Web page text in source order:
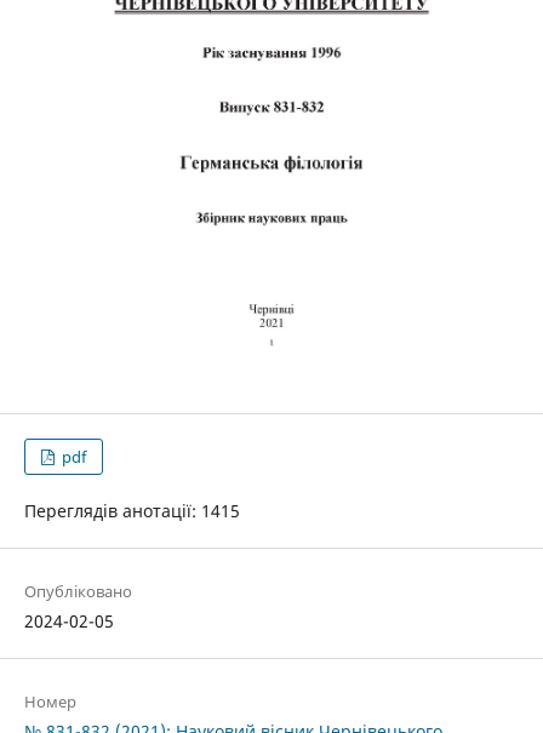
pdf
Переглядів анотації: 1415
Опубліковано
2024-02-05
Номер